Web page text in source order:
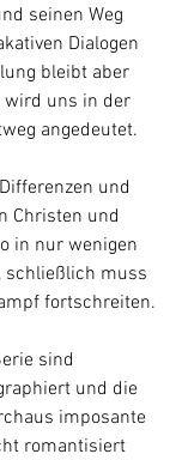
seinen Weg
Dialogen
bleibt aber
wird uns in der
angedeutet.
und
Christen und
in nur wenigen
schließlich muss
fortschreiten.
sind
und die
imposante
romantisiert